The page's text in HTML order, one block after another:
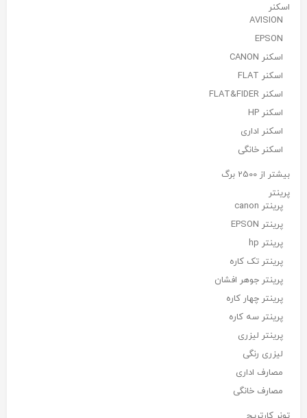
اسکنر
AVISION
EPSON
اسکنر CANON
اسکنر FLAT
اسکنر FLAT&FIDER
اسکنر HP
اسکنر اداری
اسکنر خانگی
بیشتر از 2500 برگ
پرینتر
پرینتر canon
پرینتر EPSON
پرینتر hp
پرینتر تک کاره
پرینتر جوهر افشان
پرینتر چهار کاره
پرینتر سه کاره
پرینتر لیزری
لیزری رنگی
مصارف اداری
مصارف خانگی